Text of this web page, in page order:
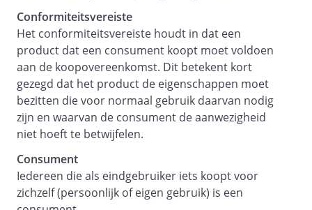
Indien er geen vaste prijs is
overeengekomen, kan het tarief met
betrekking tot de dienstverlening
worden vastgesteld op grond van de
werkelijk bestede uren. Het tarief
wordt berekend volgens de
gebruikelijke uurtarieven van
dienstverlener, geldend voor de
periode waarin hij de werkzaamheden
verricht, tenzij een daarvan afwijkend
uurtarief is overeengekomen.
Indien geen tarief op grond van de
Conformiteitsvereiste
Het conformiteitsvereiste houdt in dat een
product dat een consument koopt moet voldoen
aan de koopovereenkomst. Dit betekent kort
gezegd dat het product de eigenschappen moet
bezitten die voor normaal gebruik daarvan nodig
zijn en waarvan de consument de aanwezigheid
niet hoeft te betwijfelen.
Consument
Iedereen die als eindgebruiker iets koopt voor
zichzelf (persoonlijk of eigen gebruik) is een